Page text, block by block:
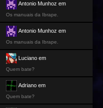
Antonio Munhoz em
Os manuais da Ibrape.
Antonio Munhoz em
Os manuais da Ibrape.
Luciano em
Quem bate?
Adriano em
Quem bate?